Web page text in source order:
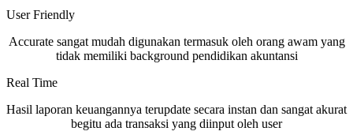
User Friendly
Accurate sangat mudah digunakan termasuk oleh orang awam yang
tidak memiliki background pendidikan akuntansi
Real Time
Hasil laporan keuangannya terupdate secara instan dan sangat akurat
begitu ada transaksi yang diinput oleh user